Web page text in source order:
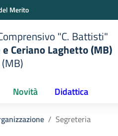
Merito
"C. Battisti"
Ceriano Laghetto (MB)
Novità Didattica
Segreteria